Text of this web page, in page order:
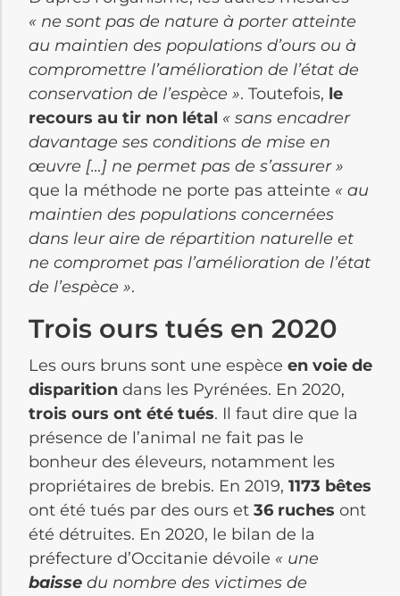
« ne sont pas de nature à porter atteinte
au maintien des populations d’ours ou à
compromettre l’amélioration de l’état de
conservation de l’espèce ». Toutefois, le
recours au tir non létal « sans encadrer
davantage ses conditions de mise en
œuvre […] ne permet pas de s’assurer »
que la méthode ne porte pas atteinte « au
maintien des populations concernées
dans leur aire de répartition naturelle et
ne compromet pas l’amélioration de l’état
de l’espèce ».
Trois ours tués en 2020
Les ours bruns sont une espèce en voie de
disparition dans les Pyrénées. En 2020,
trois ours ont été tués. Il faut dire que la
présence de l’animal ne fait pas le
bonheur des éleveurs, notamment les
propriétaires de brebis. En 2019, 1173 bêtes
ont été tués par des ours et 36 ruches ont
été détruites. En 2020, le bilan de la
préfecture d’Occitanie dévoile « une
baisse du nombre des victimes de